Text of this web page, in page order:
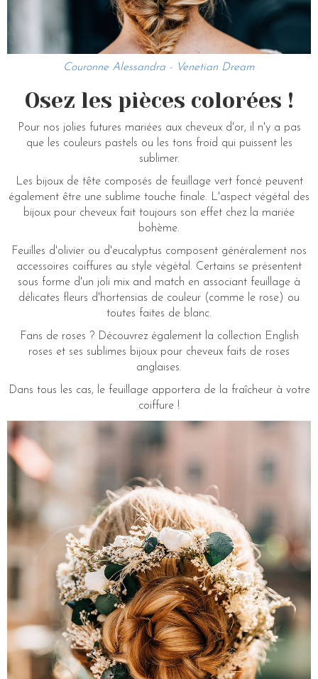
Couronne Alessandra - Venetian Dream
Osez les pièces colorées !
Pour nos jolies futures mariées aux cheveux d'or, il n'y a pas
que les couleurs pastels ou les tons froid qui puissent les
sublimer.
Les bijoux de tête composés de feuillage vert foncé peuvent
également être une sublime touche finale. L'aspect végétal des
bijoux pour cheveux fait toujours son effet chez la mariée
bohème.
Feuilles d'olivier ou d'eucalyptus composent généralement nos
accessoires coiffures au style végétal. Certains se présentent
sous forme d'un joli mix and match en associant feuillage à
délicates fleurs d'hortensias de couleur (comme le rose) ou
toutes faites de blanc.
Fans de roses ? Découvrez également la collection English
roses et ses sublimes bijoux pour cheveux faits de roses
anglaises.
Dans tous les cas, le feuillage apportera de la fraîcheur à votre
coiffure !